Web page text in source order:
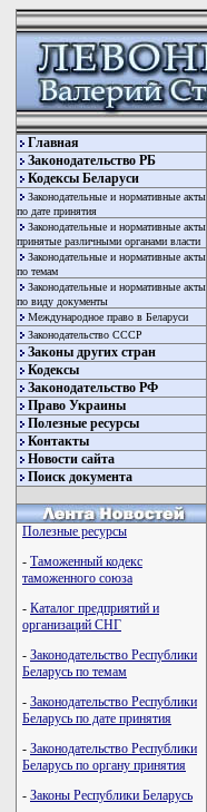
Главная
Законодательство РБ
Кодексы Беларуси
Законодательные и нормативные акты
по дате принятия
Законодательные и нормативные акты
принятые различными органами власти
Законодательные и нормативные акты
по темам
Законодательные и нормативные акты
по виду документы
Международное право в Беларуси
Законодательство СССР
Законы других стран
Кодексы
Законодательство РФ
Право Украины
Полезные ресурсы
Контакты
Новости сайта
Поиск документа
Полезные ресурсы
- Таможенный кодекс
таможенного союза
- Каталог предприятий и
организаций СНГ
- Законодательство Республики
Беларусь по темам
- Законодательство Республики
Беларусь по дате принятия
- Законодательство Республики
Беларусь по органу принятия
- Законы Республики Беларусь